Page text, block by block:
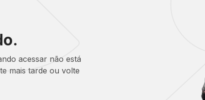
acessar não está
mais tarde ou volte